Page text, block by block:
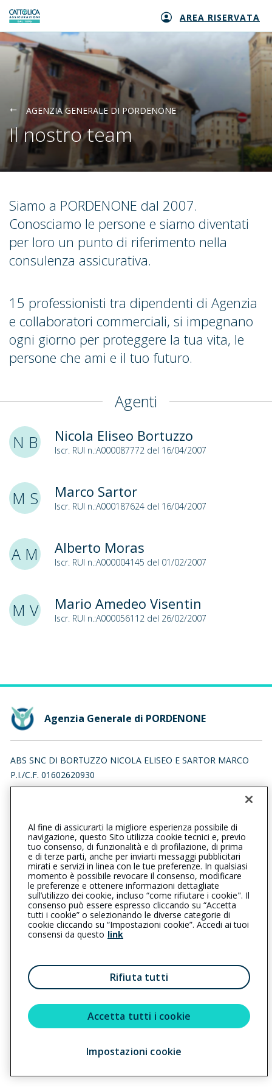
Generali logo AREA RISERVATA
AGENZIA GENERALE DI PORDENONE
Il nostro team
Siamo a PORDENONE dal 2007.
Conosciamo le persone e siamo diventati
per loro un punto di riferimento nella
consulenza assicurativa.
15 professionisti tra dipendenti di Agenzia
e collaboratori commerciali, si impegnano
ogni giorno per proteggere la tua vita, le
persone che ami e il tuo futuro.
Agenti
N B
Nicola Eliseo Bortuzzo
Iscr. RUI n.:A000087772 del 16/04/2007
M S Marco Sartor
Iscr. RUI n.:A000187624 del 16/04/2007
A M Alberto Moras
Iscr. RUI n.:A000004145 del 01/02/2007
M V Mario Amedeo Visentin
Iscr. RUI n.:A000056112 del 26/02/2007
Agenzia Generale di PORDENONE
ABS SNC DI BORTUZZO NICOLA ELISEO E SARTOR MARCO
P.I./C.F. 01602620930
VIA MOLINARI 65, 33170 PORDENONE (PN)
0434520204 0434368767
pordenone@cattolica.it
abs@pec.absassicurazioni.it
L’intermediario è soggetto al controllo dell’IVASS. Consulta il
Registro RUI al seguentelink
Privacy | Cookie |
Il Gruppo Generali
Reclami
| Note legali |
Accessibilità
Copyright © 2023 - Cattolica Assicurazioni è un marchio commerciale di
Generali Italia S.p.A. - Partita IVA del Gruppo Assicurazioni Generali S.p.A.
Al fine di assicurarti la migliore esperienza possibile di
navigazione, questo Sito utilizza cookie tecnici e, previo
tuo consenso, di funzionalità e di profilazione, di prima
e di terze parti, anche per inviarti messaggi pubblicitari
mirati e servizi in linea con le tue preferenze. In qualsiasi
momento è possibile revocare il consenso, modificare
le preferenze e ottenere informazioni dettagliate
sull’utilizzo dei cookie, incluso “come rifiutare i cookie". Il
consenso può essere espresso cliccando su “Accetta
tutti i cookie” o selezionando le diverse categorie di
cookie cliccando su “Impostazioni cookie”. Accedi ai tuoi
consensi da questo link
Rifiuta tutti
Accetta tutti i cookie
Impostazioni cookie